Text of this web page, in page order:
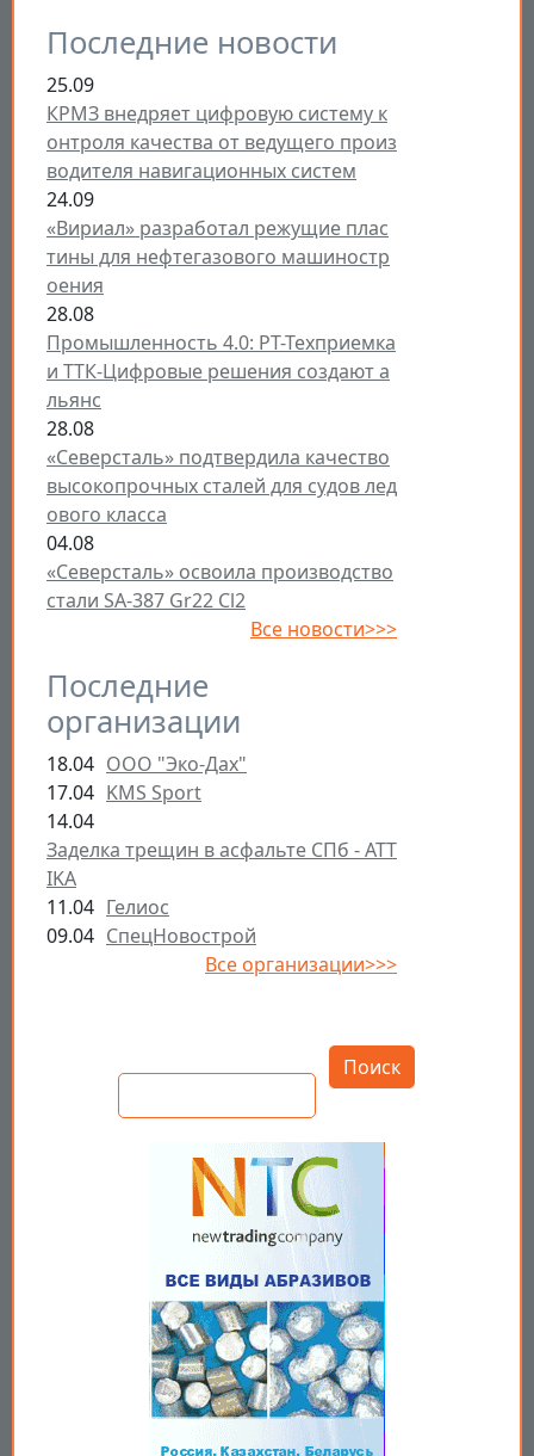
Последние новости
25.09
КРМЗ внедряет цифровую систему к
онтроля качества от ведущего произ
водителя навигационных систем
24.09
«Вириал» разработал режущие плас
тины для нефтегазового машиностр
оения
28.08
Промышленность 4.0: РТ-Техприемка
и ТТК-Цифровые решения создают а
льянс
28.08
«Северсталь» подтвердила качество
высокопрочных сталей для судов лед
ового класса
04.08
«Северсталь» освоила производство
стали SA-387 Gr22 Cl2
Все новости>>>
Последние
организации
18.04 ООО "Эко-Дах"
17.04 KMS Sport
14.04
Заделка трещин в асфальте СПб - ATT
IKA
11.04 Гелиос
09.04 СпецНовострой
Все организации>>>